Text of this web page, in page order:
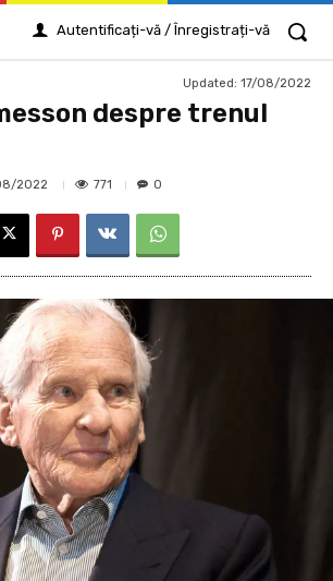
Autentificați-vă / Înregistrați-vă
Updated: 17/08/2022
despre trenul
2022 771 0